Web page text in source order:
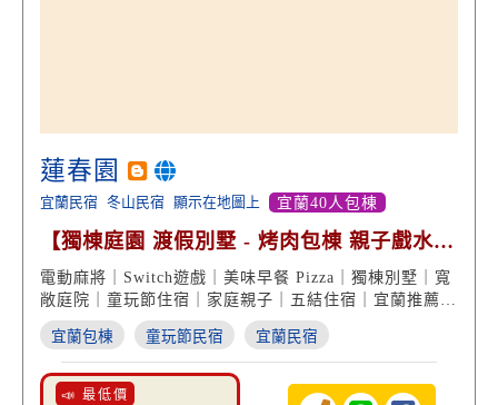
蓮春園
宜蘭民宿 冬山民宿 顯示在地圖上 宜蘭40人包棟
【獨棟庭園 渡假別墅 - 烤肉包棟 親子戲水
近童玩節】
電動麻將｜Switch遊戲｜美味早餐 Pizza｜獨棟別墅｜寬
敞庭院｜童玩節住宿｜家庭親子｜五結住宿｜宜蘭推薦民
宿
宜蘭包棟 童玩節民宿 宜蘭民宿
📣 最低價